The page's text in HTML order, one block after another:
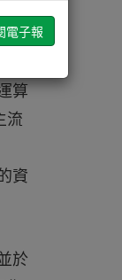
算
流
資
於